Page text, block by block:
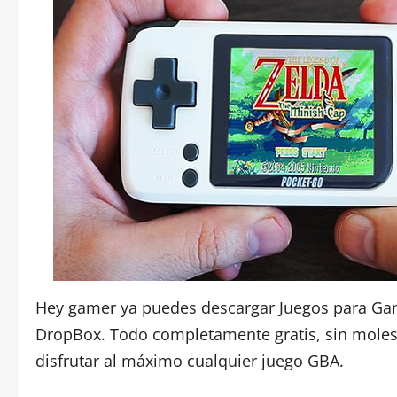
Hey gamer ya puedes descargar Juegos para
DropBox. Todo completamente gratis, sin
disfrutar al máximo cualquier juego GBA.